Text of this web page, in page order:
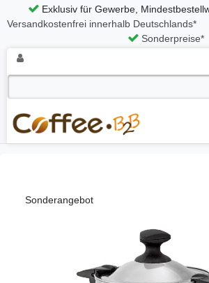
Exklusiv für Gewerbe,
Versandkostenfrei innerhalb Deutschlands*
Sonderpreise*
Sonderangebot